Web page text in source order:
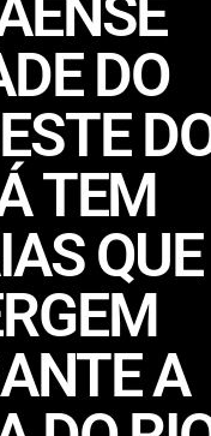
DO
TEM
A